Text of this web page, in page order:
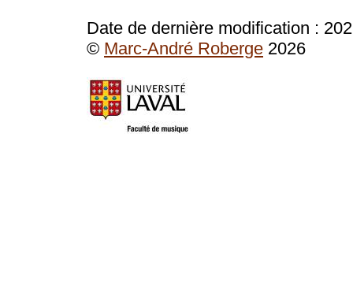
Date de dernière modification :
© Marc-André Roberge 2026